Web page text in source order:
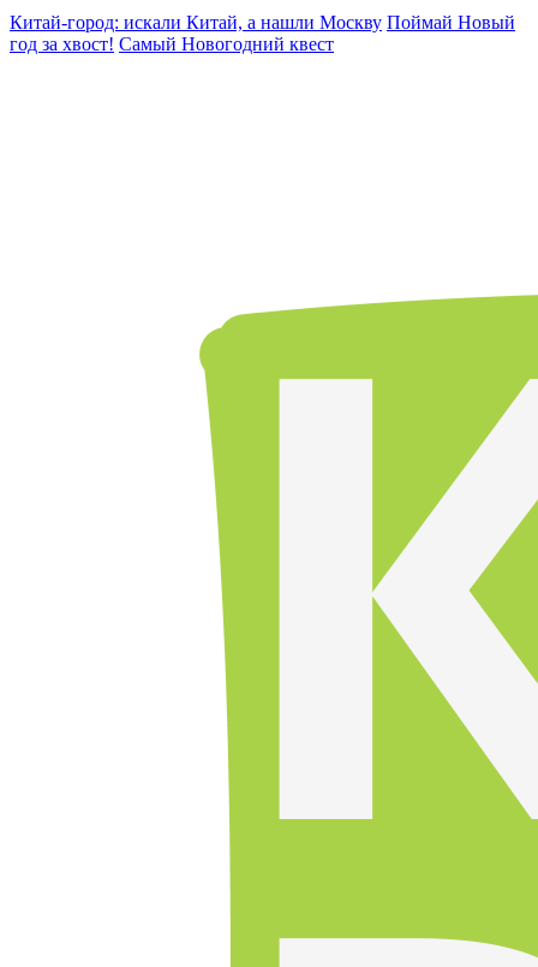
Китай-город: искали Китай, а нашли Москву Поймай Новый
год за хвост! Самый Новогодний квест